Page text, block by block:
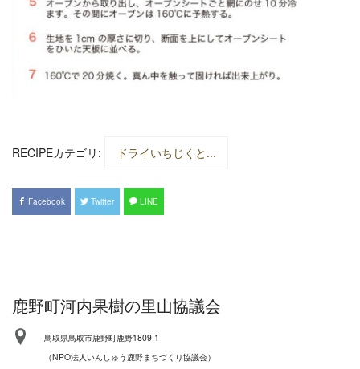
RECIPEカテゴリ: ドライいちじくと...
Facebook Twitter LINE
鹿野町河内果樹の里山協議会
鳥取県鳥取市鹿野町鹿野1809-1
（NPO法人いんしゅう鹿野まちづくり協議会）